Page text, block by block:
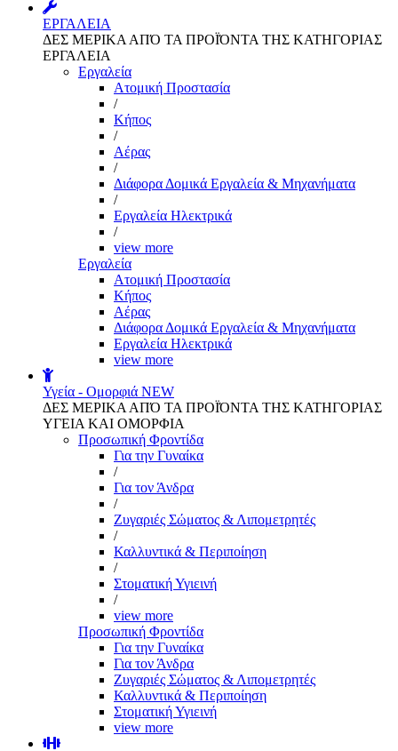
ΕΡΓΑΛΕΙΑ
ΔΕΣ ΜΕΡΙΚΑ ΑΠΌ ΤΑ ΠΡΟΪΌΝΤΑ ΤΗΣ ΚΑΤΗΓΟΡΙΑΣ
ΕΡΓΑΛΕΙΑ
Εργαλεία
Aτομική Προστασία
/
Kήπος
/
Αέρας
/
Διάφορα Δομικά Εργαλεία & Μηχανήματα
/
Εργαλεία Ηλεκτρικά
/
view more
Εργαλεία
Aτομική Προστασία
Kήπος
Αέρας
Διάφορα Δομικά Εργαλεία & Μηχανήματα
Εργαλεία Ηλεκτρικά
view more
Υγεία - Ομορφιά NEW
ΔΕΣ ΜΕΡΙΚΑ ΑΠΌ ΤΑ ΠΡΟΪΌΝΤΑ ΤΗΣ ΚΑΤΗΓΟΡΙΑΣ
ΥΓΕΙΑ ΚΑΙ ΟΜΟΡΦΙΑ
Προσωπική Φροντίδα
Για την Γυναίκα
/
Για τον Άνδρα
/
Ζυγαριές Σώματος & Λιπομετρητές
/
Καλλυντικά & Περιποίηση
/
Στοματική Υγιεινή
/
view more
Προσωπική Φροντίδα
Για την Γυναίκα
Για τον Άνδρα
Ζυγαριές Σώματος & Λιπομετρητές
Καλλυντικά & Περιποίηση
Στοματική Υγιεινή
view more